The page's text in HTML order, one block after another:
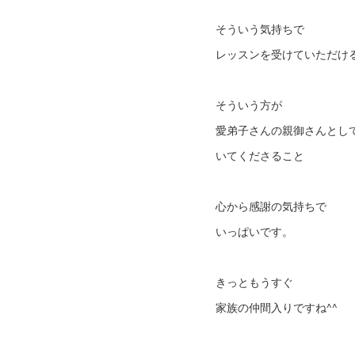
そういう気持ちで
レッスンを受けていただけ
そういう方が
愛弟子さんの親御さんとし
いてくださること
心から感謝の気持ちで
いっぱいです。
きっともうすぐ
家族の仲間入りですね^^